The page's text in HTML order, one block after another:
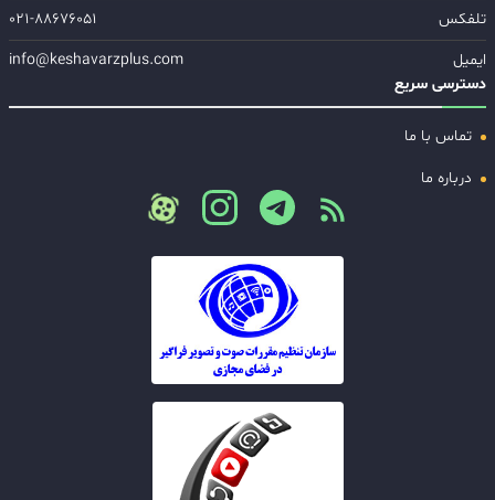
تلفکس
۰۲۱-۸۸۶۷۶۰۵۱
ایمیل
info@keshavarzplus.com
دسترسی سریع
تماس با ما
درباره ما